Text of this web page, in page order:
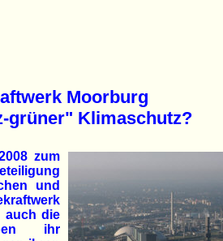
Moorburg
grüner" Klimaschutz?
zum
und
auch die
ihr